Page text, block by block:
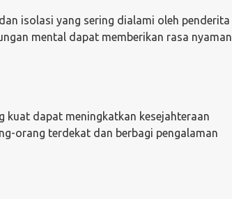
isolasi yang sering dialami oleh penderita
mental dapat memberikan rasa nyaman
kuat dapat meningkatkan kesejahteraan
orang terdekat dan berbagi pengalaman